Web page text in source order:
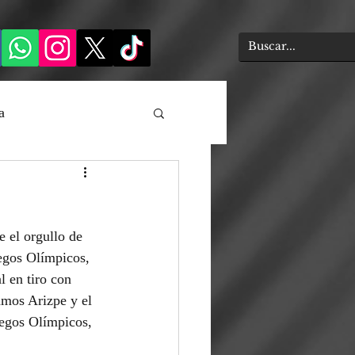
el orgullo de
Olímpicos,
en tiro con
Arizpe y el
Olímpicos,